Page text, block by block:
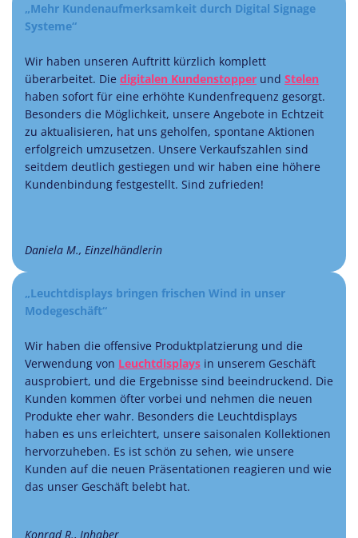
„Mehr Kundenaufmerksamkeit durch Digital Signage
Systeme“
Wir haben unseren Auftritt kürzlich komplett
überarbeitet. Die digitalen Kundenstopper und Stelen
haben sofort für eine erhöhte Kundenfrequenz gesorgt.
Besonders die Möglichkeit, unsere Angebote in Echtzeit
zu aktualisieren, hat uns geholfen, spontane Aktionen
erfolgreich umzusetzen. Unsere Verkaufszahlen sind
seitdem deutlich gestiegen und wir haben eine höhere
Kundenbindung festgestellt. Sind zufrieden!
Daniela M., Einzelhändlerin
„Leuchtdisplays bringen frischen Wind in unser
Modegeschäft“
Wir haben die offensive Produktplatzierung und die
Verwendung von Leuchtdisplays in unserem Geschäft
ausprobiert, und die Ergebnisse sind beeindruckend. Die
Kunden kommen öfter vorbei und nehmen die neuen
Produkte eher wahr. Besonders die Leuchtdisplays
haben es uns erleichtert, unsere saisonalen Kollektionen
hervorzuheben. Es ist schön zu sehen, wie unsere
Kunden auf die neuen Präsentationen reagieren und wie
das unser Geschäft belebt hat.
Konrad R., Inhaber